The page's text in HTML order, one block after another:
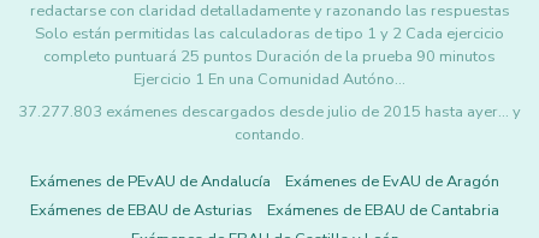
redactarse con claridad detalladamente y razonando las respuestas
Solo están permitidas las calculadoras de tipo 1 y 2 Cada ejercicio
completo puntuará 25 puntos Duración de la prueba 90 minutos
Ejercicio 1 En una Comunidad Autóno…
37.277.803 exámenes descargados desde julio de 2015 hasta ayer... y
contando.
Exámenes de PEvAU de Andalucía
Exámenes de EvAU de Aragón
Exámenes de EBAU de Asturias
Exámenes de EBAU de Cantabria